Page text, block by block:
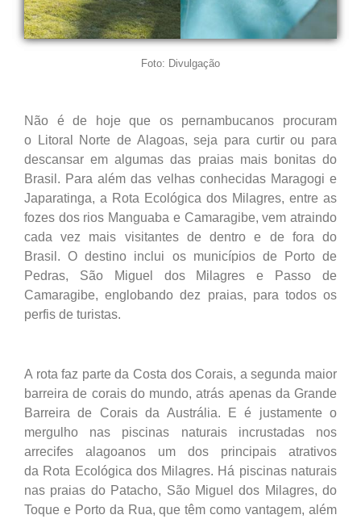
Foto: Divulgação
Não é de hoje que os pernambucanos procuram
o Litoral Norte de Alagoas, seja para curtir ou para
descansar em algumas das praias mais bonitas do
Brasil. Para além das velhas conhecidas Maragogi e
Japaratinga, a Rota Ecológica dos Milagres, entre as
fozes dos rios Manguaba e Camaragibe, vem atraindo
cada vez mais visitantes de dentro e de fora do
Brasil. O destino inclui os municípios de Porto de
Pedras, São Miguel dos Milagres e Passo de
Camaragibe, englobando dez praias, para todos os
perfis de turistas.
A rota faz parte da Costa dos Corais, a segunda maior
barreira de corais do mundo, atrás apenas da Grande
Barreira de Corais da Austrália. E é justamente o
mergulho nas piscinas naturais incrustadas nos
arrecifes alagoanos um dos principais atrativos
da Rota Ecológica dos Milagres. Há piscinas naturais
nas praias do Patacho, São Miguel dos Milagres, do
Toque e Porto da Rua, que têm como vantagem, além